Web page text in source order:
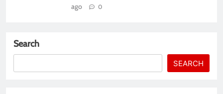
ago
0
Search
SEARCH